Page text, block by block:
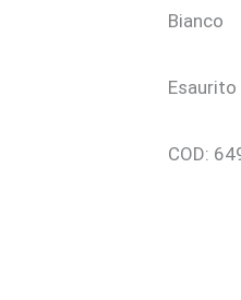
Bianco
Esaurito
COD: